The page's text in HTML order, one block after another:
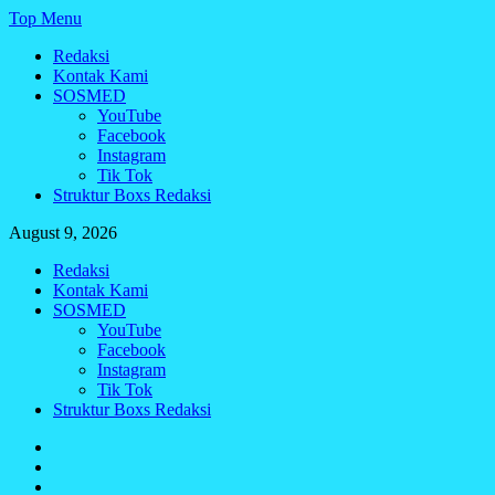
Skip
content
Top Menu
Redaksi
Kontak Kami
SOSMED
YouTube
Facebook
Instagram
Tik Tok
Struktur Boxs Redaksi
August 9, 2026
Redaksi
Kontak Kami
SOSMED
YouTube
Facebook
Instagram
Tik Tok
Struktur Boxs Redaksi